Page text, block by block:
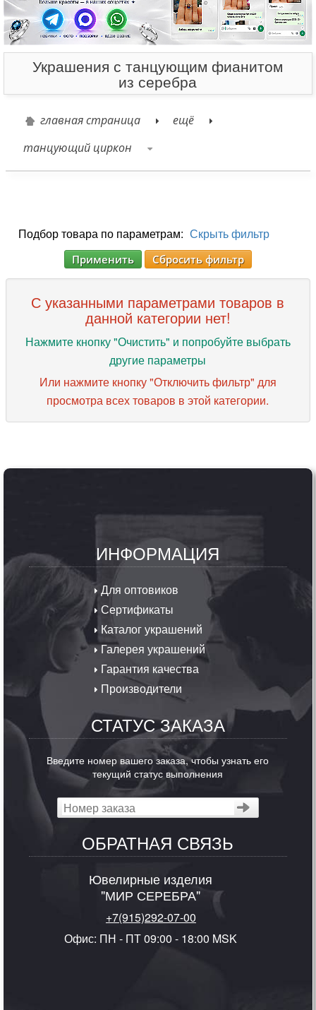
Украшения с танцующим фианитом
из серебра
главная страница
ещё
танцующий циркон
Подбор товара по параметрам: Скрыть фильтр
Применить Сбросить фильтр
С указанными параметрами товаров в
данной категории нет!
Нажмите кнопку "Очистить" и попробуйте выбрать
другие параметры
Или нажмите кнопку "Отключить фильтр" для
просмотра всех товаров в этой категории.
ИНФОРМАЦИЯ
Для оптовиков
Сертификаты
Каталог украшений
Галерея украшений
Гарантия качества
Производители
СТАТУС ЗАКАЗА
Введите номер вашего заказа, чтобы узнать его
текущий статус выполнения
ОБРАТНАЯ СВЯЗЬ
Ювелирные изделия
"МИР СЕРЕБРА"
+7(915)292-07-00
Офис: ПН - ПТ 09:00 - 18:00 MSK